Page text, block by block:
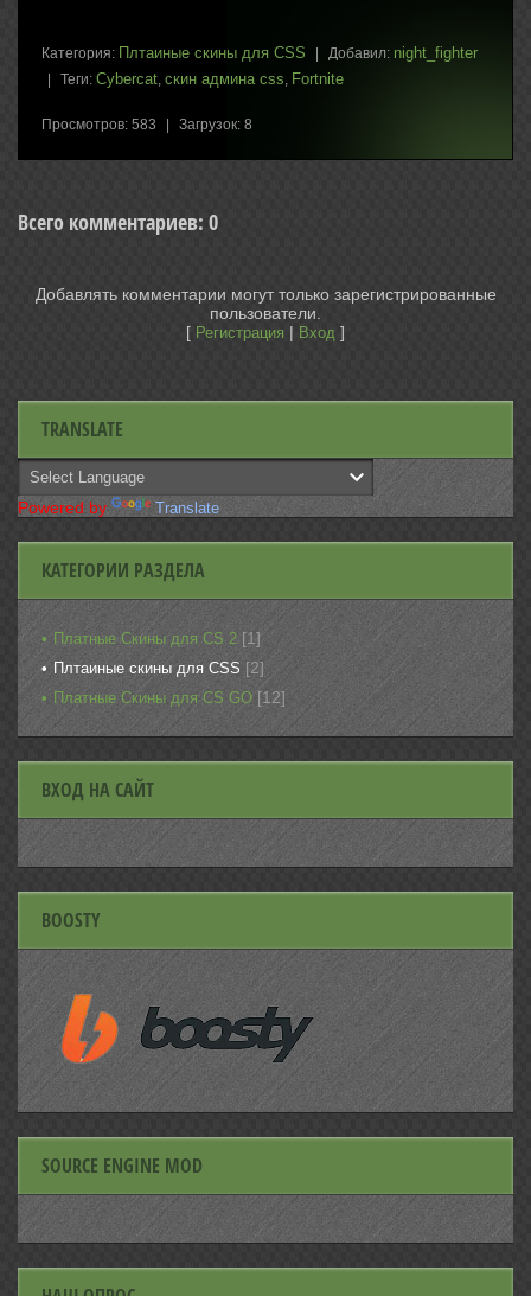
Категория: Плтаиные скины для CSS Добавил: night_fighter
Теги: Cybercat, скин админа css, Fortnite
Просмотров: 583 Загрузок: 8
Всего комментариев: 0
Добавлять комментарии могут только зарегистрированные
пользователи.
[ Регистрация | Вход ]
TRANSLATE
Powered by Translate
КАТЕГОРИИ РАЗДЕЛА
Платные Скины для CS 2 [1]
Плтаиные скины для CSS [2]
Платные Скины для CS GO [12]
ВХОД НА САЙТ
BOOSTY
SOURCE ENGINE MOD